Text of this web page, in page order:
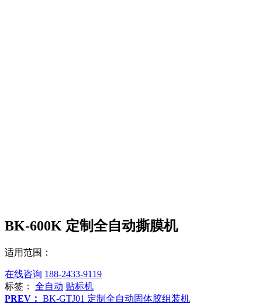
BK-600K 定制全自动撕膜机
适用范围：
在线咨询 188-2433-9119
标签： 全自动 贴标机
PREV： BK-GTJ01 定制全自动固体胶组装机